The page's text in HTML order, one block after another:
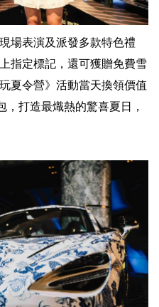
場表演及派發多款特色禮
指定標記，還可獲贈免費雪
夏令營》活動當天換領價值
打造最熾熱的驚喜夏日，